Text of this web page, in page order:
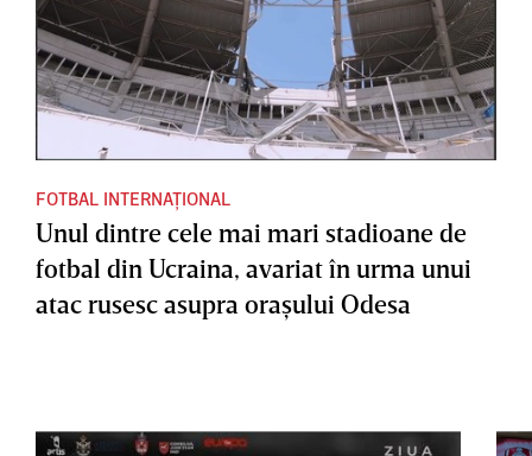
FOTBAL INTERNAȚIONAL
Unul dintre cele mai mari stadioane de
fotbal din Ucraina, avariat în urma unui
atac rusesc asupra oraşului Odesa